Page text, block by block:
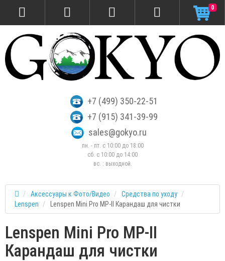
+7 (499) 350-22-51
+7 (915) 341-39-99
sales@gokyo.ru
пн. - пт. с 10:00 до 18:00
сб. c 10:00 до 14:00
вс. : выходной.
0
Аксессуары к Фото/Видео
Средства по уходу
Lenspen
Lenspen Mini Pro MP-II Карандаш для чистки
Lenspen Mini Pro MP-II
Карандаш для чистки